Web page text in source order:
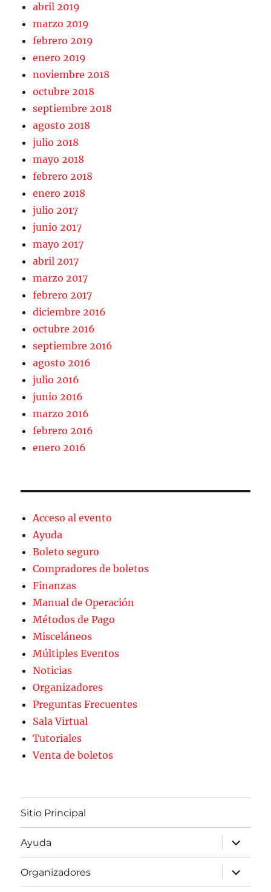
abril 2019
marzo 2019
febrero 2019
enero 2019
noviembre 2018
octubre 2018
septiembre 2018
agosto 2018
julio 2018
mayo 2018
febrero 2018
enero 2018
julio 2017
junio 2017
mayo 2017
abril 2017
marzo 2017
febrero 2017
diciembre 2016
octubre 2016
septiembre 2016
agosto 2016
julio 2016
junio 2016
marzo 2016
febrero 2016
enero 2016
Acceso al evento
Ayuda
Boleto seguro
Compradores de boletos
Finanzas
Manual de Operación
Métodos de Pago
Misceláneos
Múltiples Eventos
Noticias
Organizadores
Preguntas Frecuentes
Sala Virtual
Tutoriales
Venta de boletos
Sitio Principal
Ayuda
expande
el
menú
inferior
Organizadores
expande
el
menú